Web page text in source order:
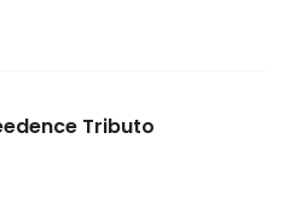
Tributo